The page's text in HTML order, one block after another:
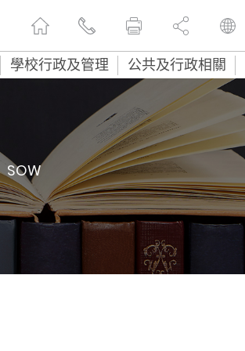
學校行政及管理 公共及行政相關
SOW